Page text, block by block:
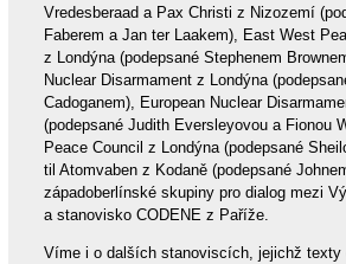
Vredesberaad a Pax Christi z Nizozemí
Faberem a Jan ter Laakem), East West
z Londýna (podepsané Stephenem
Nuclear Disarmament z Londýna
Cadoganem), European Nuclear
(podepsané Judith Eversleyovou a Fionou
Peace Council z Londýna (podepsané
til Atomvaben z Kodaně (podepsané
západoberlínské skupiny pro dialog mezi
a stanovisko CODENE z Paříže.
Víme i o dalších stanoviscích, jejichž texty